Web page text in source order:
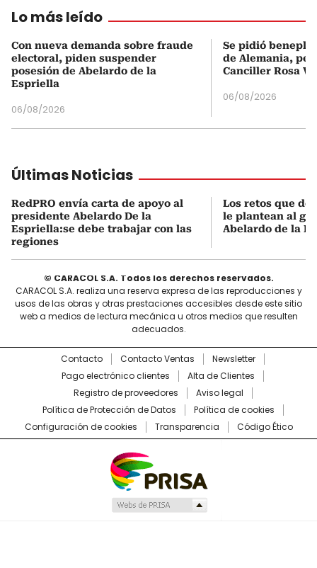
Lo más leído
Con nueva demanda sobre fraude
electoral, piden suspender
posesión de Abelardo de la
Espriella
06/08/2026
Se pidió
de Alemania,
Canciller Rosa
06/08/2026
Últimas Noticias
RedPRO envía carta de apoyo al
presidente Abelardo De la
Espriella:se debe trabajar con las
regiones
Los retos que
le plantean al
Abelardo de la
© CARACOL S.A. Todos los derechos reservados.
CARACOL S.A. realiza una reserva expresa de las reproducciones y
usos de las obras y otras prestaciones accesibles desde este sitio
web a medios de lectura mecánica u otros medios que resulten
adecuados.
Contacto Contacto Ventas
Newsletter
Pago electrónico clientes
Alta de Clientes
Registro de proveedores
Aviso legal
Política de Protección de Datos
Política de cookies
Configuración de cookies
Transparencia Código Ético